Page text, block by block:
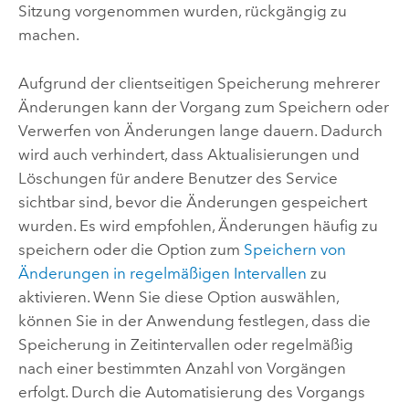
Sitzung vorgenommen wurden, rückgängig zu
machen.
Aufgrund der clientseitigen Speicherung mehrerer
Änderungen kann der Vorgang zum Speichern oder
Verwerfen von Änderungen lange dauern. Dadurch
wird auch verhindert, dass Aktualisierungen und
Löschungen für andere Benutzer des Service
sichtbar sind, bevor die Änderungen gespeichert
wurden. Es wird empfohlen, Änderungen häufig zu
speichern oder die Option zum Speichern von
Änderungen in regelmäßigen Intervallen zu
aktivieren. Wenn Sie diese Option auswählen,
können Sie in der Anwendung festlegen, dass die
Speicherung in Zeitintervallen oder regelmäßig
nach einer bestimmten Anzahl von Vorgängen
erfolgt. Durch die Automatisierung des Vorgangs